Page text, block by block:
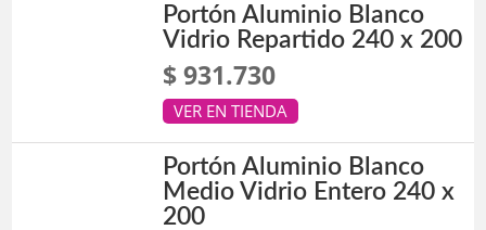
Portón Aluminio Blanco
Vidrio Repartido 240 x 200
$ 931.730
VER EN TIENDA
Portón Aluminio Blanco
Medio Vidrio Entero 240 x
200